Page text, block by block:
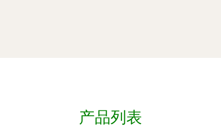
产品列表